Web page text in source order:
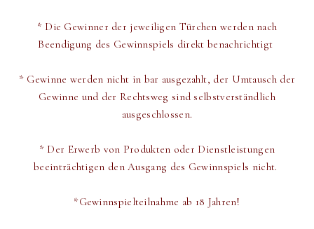
* Die Gewinner der jeweiligen Türchen werdennach
Beendigung des Gewinnspiels direkt benachrichtigt
* Gewinne werden nicht in bar ausgezahlt, der Umtausch der
Gewinne und der Rechtsweg sind selbstverständlich
ausgeschlossen.
* Der Erwerb von Produkten oder Dienstleistungen
beeinträchtigen den Ausgang des Gewinnspiels nicht.
*Gewinnspielteilnahme ab 18 Jahren!